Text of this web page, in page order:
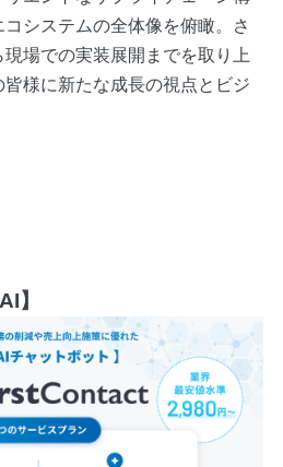
システムの全体像を俯瞰。さ
場での実装展開までを取り上
様に新たな成長の視点とビジ
】